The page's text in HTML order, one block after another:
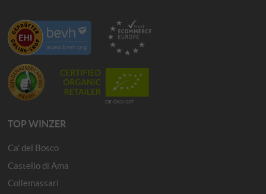
TOP WINZER
Ca' del Bosco
Castello di Ama
Collemassari